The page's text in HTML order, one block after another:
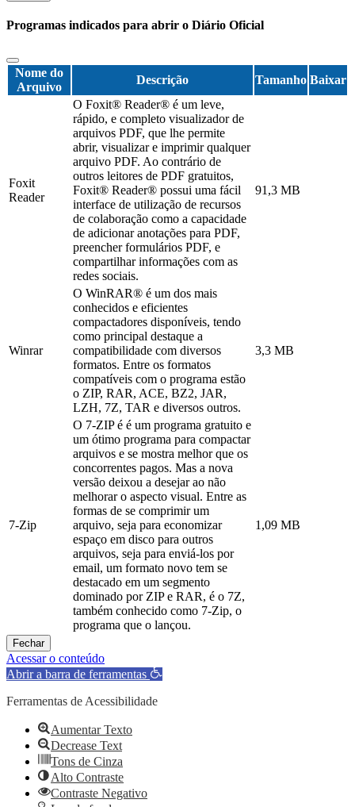
Programas indicados para abrir o Diário Oficial
Nome do
Arquivo
Descrição Tamanho Baixar
Foxit
Reader
O Foxit® Reader® é um leve,
rápido, e completo visualizador de
arquivos PDF, que lhe permite
abrir, visualizar e imprimir qualquer
arquivo PDF. Ao contrário de
outros leitores de PDF gratuitos,
Foxit® Reader® possui uma fácil
interface de utilização de recursos
de colaboração como a capacidade
de adicionar anotações para PDF,
preencher formulários PDF, e
compartilhar informações com as
redes sociais.
91,3 MB
Winrar
O WinRAR® é um dos mais
conhecidos e eficientes
compactadores disponíveis, tendo
como principal destaque a
compatibilidade com diversos
formatos. Entre os formatos
compatíveis com o programa estão
o ZIP, RAR, ACE, BZ2, JAR,
LZH, 7Z, TAR e diversos outros.
3,3 MB
7-Zip
O 7-ZIP é é um programa gratuito e
um ótimo programa para compactar
arquivos e se mostra melhor que os
concorrentes pagos. Mas a nova
versão deixou a desejar ao não
melhorar o aspecto visual. Entre as
formas de se comprimir um
arquivo, seja para economizar
espaço em disco para outros
arquivos, seja para enviá-los por
email, um formato novo tem se
destacado em um segmento
dominado por ZIP e RAR, é o 7Z,
também conhecido como 7-Zip, o
programa que o lançou.
1,09 MB
Fechar
Acessar o conteúdo
Abrir a barra de ferramentas
Ferramentas de Acessibilidade
Aumentar Texto
Decrease Text
Tons de Cinza
Alto Contraste
Contraste Negativo